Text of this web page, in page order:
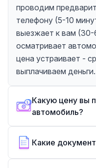
проводим
телефону (5-10
выезжает к вам (30-
осматривает
цена устраивает -
выплачиваем деньги.
Какую цену вы
автомобиль?
Какие